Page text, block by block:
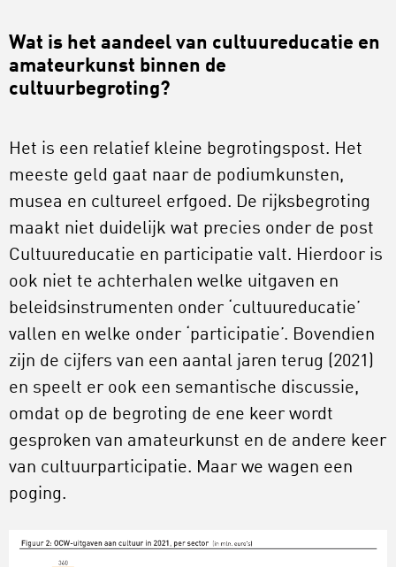
Wat is het aandeel van cultuureducatie en
amateurkunst binnen de
cultuurbegroting?
Het is een relatief kleine begrotingspost. Het
meeste geld gaat naar de podiumkunsten,
musea en cultureel erfgoed. De rijksbegroting
maakt niet duidelijk wat precies onder de post
Cultuureducatie en participatie valt. Hierdoor is
ook niet te achterhalen welke uitgaven en
beleidsinstrumenten onder ‘cultuureducatie’
vallen en welke onder ‘participatie’. Bovendien
zijn de cijfers van een aantal jaren terug (2021)
en speelt er ook een semantische discussie,
omdat op de begroting de ene keer wordt
gesproken van amateurkunst en de andere keer
van cultuurparticipatie. Maar we wagen een
poging.